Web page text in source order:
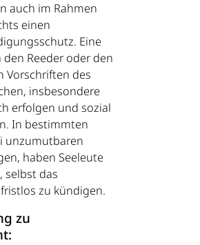
auch im Rahmen
einen
Eine
Reeder oder den
Vorschriften des
insbesondere
erfolgen und sozial
In bestimmten
unzumutbaren
haben Seeleute
selbst das
zu kündigen.
zu